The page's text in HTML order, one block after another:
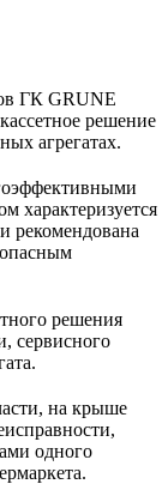
ГК GRUNE
решение
агрегатах.
характеризуется
рекомендована
решения
сервисного
на крыше
одного